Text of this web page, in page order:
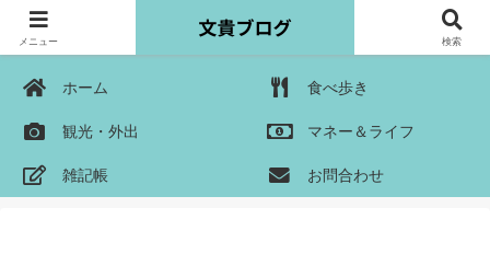
ホーム 食べ歩き
観光・外出 マネー＆ライフ
雑記帳 お問合わせ
メニュー 検索